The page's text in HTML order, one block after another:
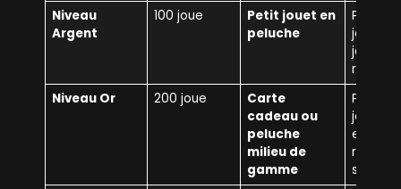
Niveau
Argent
100 joue
Petit jouet en
peluche
Pour les
joueurs
jouent
Niveau Or
200 joue
Carte
cadeau ou
peluche
milieu de
gamme
Pour les
joueurs